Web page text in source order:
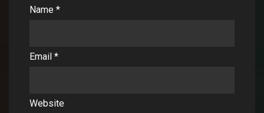
Name *
Email *
Website